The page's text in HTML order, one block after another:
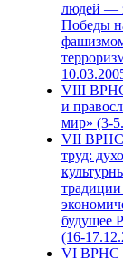
людей —
Победы
VIII
и
мир» (3-
VII ВРНС
труд:
будущее
(16-
VI ВРНС